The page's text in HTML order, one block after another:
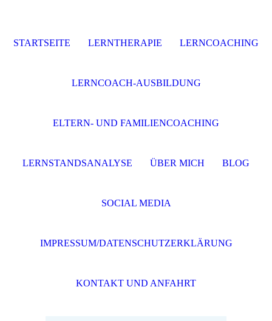
STARTSEITE LERNTHERAPIE LERNCOACHING
LERNCOACH-AUSBILDUNG
ELTERN- UND FAMILIENCOACHING
LERNSTANDSANALYSE ÜBER MICH BLOG
SOCIAL MEDIA
IMPRESSUM/DATENSCHUTZERKLÄRUNG
KONTAKT UND ANFAHRT